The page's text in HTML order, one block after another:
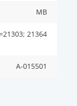
MB
21364
A-015501